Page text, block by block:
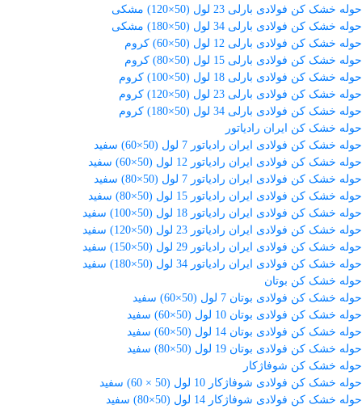
حوله خشک کن فولادی بارلی 23 لول (50×120) مشکی
حوله خشک کن فولادی بارلی 34 لول (50×180) مشکی
حوله خشک کن فولادی بارلی 12 لول (50×60) کروم
حوله خشک کن فولادی بارلی 15 لول (50×80) کروم
حوله خشک کن فولادی بارلی 18 لول (50×100) کروم
حوله خشک کن فولادی بارلی 23 لول (50×120) کروم
حوله خشک کن فولادی بارلی 34 لول (50×180) کروم
حوله خشک کن ایران رادیاتور
حوله خشک کن فولادی ایران رادیاتور 7 لول (50×60) سفید
حوله خشک کن فولادی ایران رادیاتور 12 لول (50×60) سفید
حوله خشک کن فولادی ایران رادیاتور 7 لول (50×80) سفید
حوله خشک کن فولادی ایران رادیاتور 15 لول (50×80) سفید
حوله خشک کن فولادی ایران رادیاتور 18 لول (50×100) سفید
حوله خشک کن فولادی ایران رادیاتور 23 لول (50×120) سفید
حوله خشک کن فولادی ایران رادیاتور 29 لول (50×150) سفید
حوله خشک کن فولادی ایران رادیاتور 34 لول (50×180) سفید
حوله خشک کن بوتان
حوله خشک کن فولادی بوتان 7 لول (50×60) سفید
حوله خشک کن فولادی بوتان 10 لول (50×60) سفید
حوله خشک کن فولادی بوتان 14 لول (50×60) سفید
حوله خشک کن فولادی بوتان 19 لول (50×80) سفید
حوله خشک کن شوفاژکار
حوله خشک کن فولادی شوفاژکار 10 لول (50 × 60) سفید
حوله خشک کن فولادی شوفاژکار 14 لول (50×80) سفید